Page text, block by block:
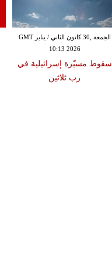
الجمعة ,30 كانون الثاني / يناير GMT
10:13 2026
سقوط مسيّرة إسرائيلية في
رب ثلاثين